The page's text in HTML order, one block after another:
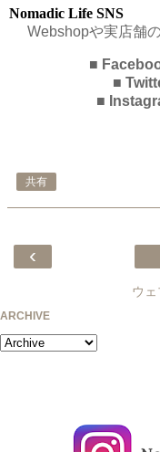
Nomadic Life SNS
Webshopや実店舗
■
■
■
共有
‹
ウ
ARCHIVE